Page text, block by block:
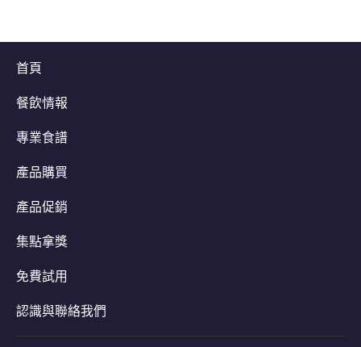
首頁
餐飲情報
專業食譜
產品購買
產品促銷
集點拿獎
免費試用
認識與聯絡我們